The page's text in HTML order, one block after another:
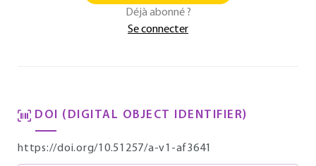
Déjà abonné ?
Se connecter
DOI (DIGITAL OBJECT IDENTIFIER)
https://doi.org/10.51257/a-v1-af3641